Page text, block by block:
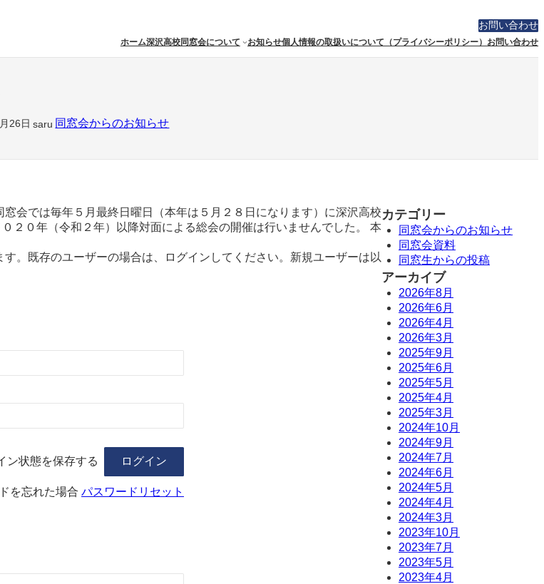
お問い合わせ
ホーム深沢高校同窓会について お知らせ個人情報の取扱いについて（プライバシーポリシー） お問い合わせ
26日 saru 同窓会からのお知らせ
会では毎年５月最終日曜日（本年は５月２８日になります）に深沢高校
２０年（令和２年）以降対面による総会の開催は行いませんでした。 本
。既存のユーザーの場合は、ログインしてください。新規ユーザーは以
ン状態を保存する
を忘れた場合 パスワードリセット
カテゴリー
同窓会からのお知らせ
同窓会資料
同窓生からの投稿
アーカイブ
2026年8月
2026年6月
2026年4月
2026年3月
2025年9月
2025年6月
2025年5月
2025年4月
2025年3月
2024年10月
2024年9月
2024年7月
2024年6月
2024年5月
2024年4月
2024年3月
2023年10月
2023年7月
2023年5月
2023年4月